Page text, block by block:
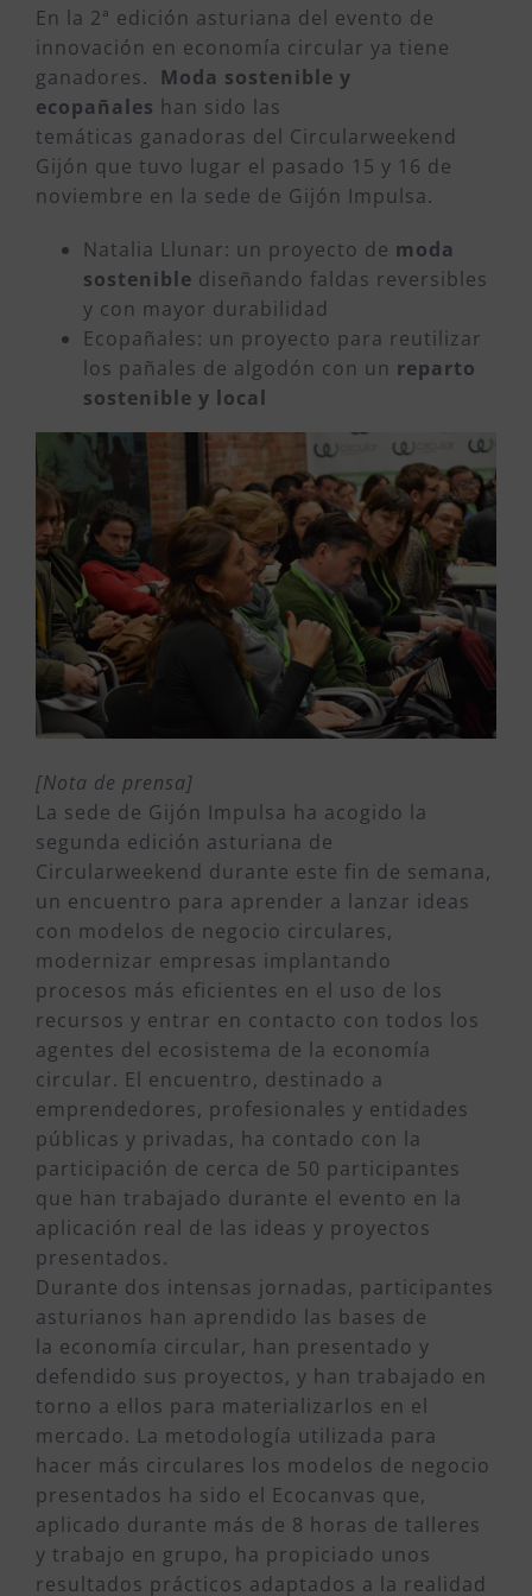
En la 2ª edición asturiana del evento de
innovación en economía circular ya tiene
ganadores. Moda sostenible y
ecopañales han sido las
temáticas ganadoras del Circularweekend
Gijón que tuvo lugar el pasado 15 y 16 de
noviembre en la sede de Gijón Impulsa.
Natalia Llunar: un proyecto de moda
sostenible diseñando faldas reversibles
y con mayor durabilidad
Ecopañales: un proyecto para reutilizar
los pañales de algodón con un reparto
sostenible y local
[Nota de prensa]
La sede de Gijón Impulsa ha acogido la
segunda edición asturiana de
Circularweekend durante este fin de semana,
un encuentro para aprender a lanzar ideas
con modelos de negocio circulares,
modernizar empresas implantando
procesos más eficientes en el uso de los
recursos y entrar en contacto con todos los
agentes del ecosistema de la economía
circular. El encuentro, destinado a
emprendedores, profesionales y entidades
públicas y privadas, ha contado con la
participación de cerca de 50 participantes
que han trabajado durante el evento en la
aplicación real de las ideas y proyectos
presentados.
Durante dos intensas jornadas, participantes
asturianos han aprendido las bases de
la economía circular, han presentado y
defendido sus proyectos, y han trabajado en
torno a ellos para materializarlos en el
mercado. La metodología utilizada para
hacer más circulares los modelos de negocio
presentados ha sido el Ecocanvas que,
aplicado durante más de 8 horas de talleres
y trabajo en grupo, ha propiciado unos
resultados prácticos adaptados a la realidad